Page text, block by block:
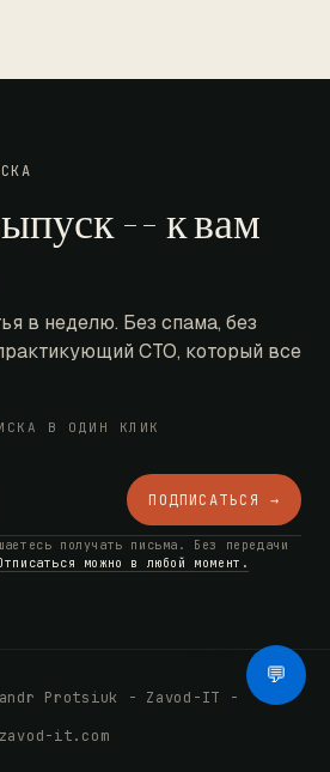
-- к вам
в неделю. Без спама, без
CTO, который все
В ОДИН КЛИК
ПОДПИСАТЬСЯ →
получать письма. Без передачи
можно в любой момент.
Protsiuk - Zavod-IT -
zavod-it.com
💬